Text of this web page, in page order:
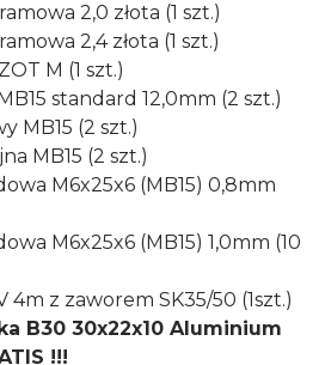
2,0 złota (1 szt.)
2,4 złota (1 szt.)
M (1 szt.)
standard 12,0mm (2 szt.)
MB15 (2 szt.)
MB15 (2 szt.)
M6x25x6 (MB15) 0,8mm
M6x25x6 (MB15) 1,0mm (10
4m z zaworem SK35/50 (1szt.)
B30 30x22x10 Aluminium
!!!